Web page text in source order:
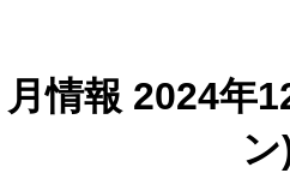
月情報 2024年
ン